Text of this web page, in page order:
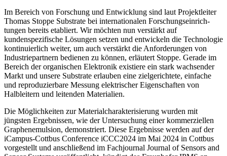
Im Bereich von Forschung und Entwicklung sind laut Projektleiter
Thomas Stoppe Sub­strate bei internationalen Forschungseinrich­
tungen bereits etabliert. Wir möchten nun verstärkt auf
kundenspezifische Lösungen setzen und entwickeln die Technologie
kontinuierlich weiter, um auch verstärkt die Anforderungen von
Industriepartnern bedienen zu können, erläutert Stoppe. Gerade im
Bereich der organischen Elektronik existiere ein stark wachsender
Markt und unsere Substrate erlauben eine zielgerichtete, einfache
und reproduzierbare Messung elektrischer Eigenschaften von
Halbleitern und leitenden ­Materialien.
Die Möglichkeiten zur Materialcharakterisierung wurden mit
jüngsten Ergebnissen, wie der Untersuchung einer kommerziellen
Graphenemulsion, demonstriert. Diese Ergebnisse werden auf der
iCampus-Cottbus Conference iCCC2024 im Mai 2024 in Cottbus
vorgestellt und anschließend im Fachjournal Journal of Sensors and